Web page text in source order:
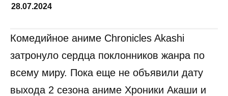
28.07.2024
Комедийное аниме Chronicles Akashi
затронуло сердца поклонников жанра по
всему миру. Пока еще не объявили дату
выхода 2 сезона аниме Хроники Акаши и